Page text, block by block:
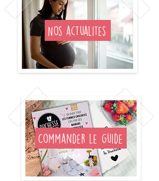
Nos actualités
Commander le guide